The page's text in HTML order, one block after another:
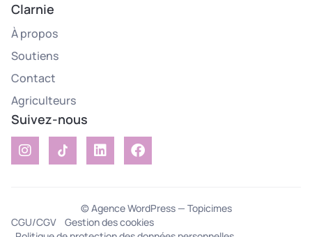
Clarnie
À propos
Soutiens
Contact
Agriculteurs
Suivez-nous
© Agence WordPress — Topicimes
CGU/CGV
Gestion des cookies